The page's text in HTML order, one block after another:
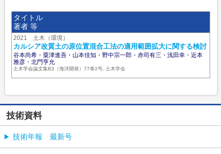
タイトル
著者 等
2021 土木（環境）
カルシア改質土の原位置混合工法の適用範囲拡大に関する検討
谷本尚希・粟津進吾・山本佳知・野中宗一郎・赤司有三・浅田幸・近本
雅彦・北門亨允
土木学会論文集B3（海洋開発）77巻2号, 土木学会
技術資料
技術年報 最新号